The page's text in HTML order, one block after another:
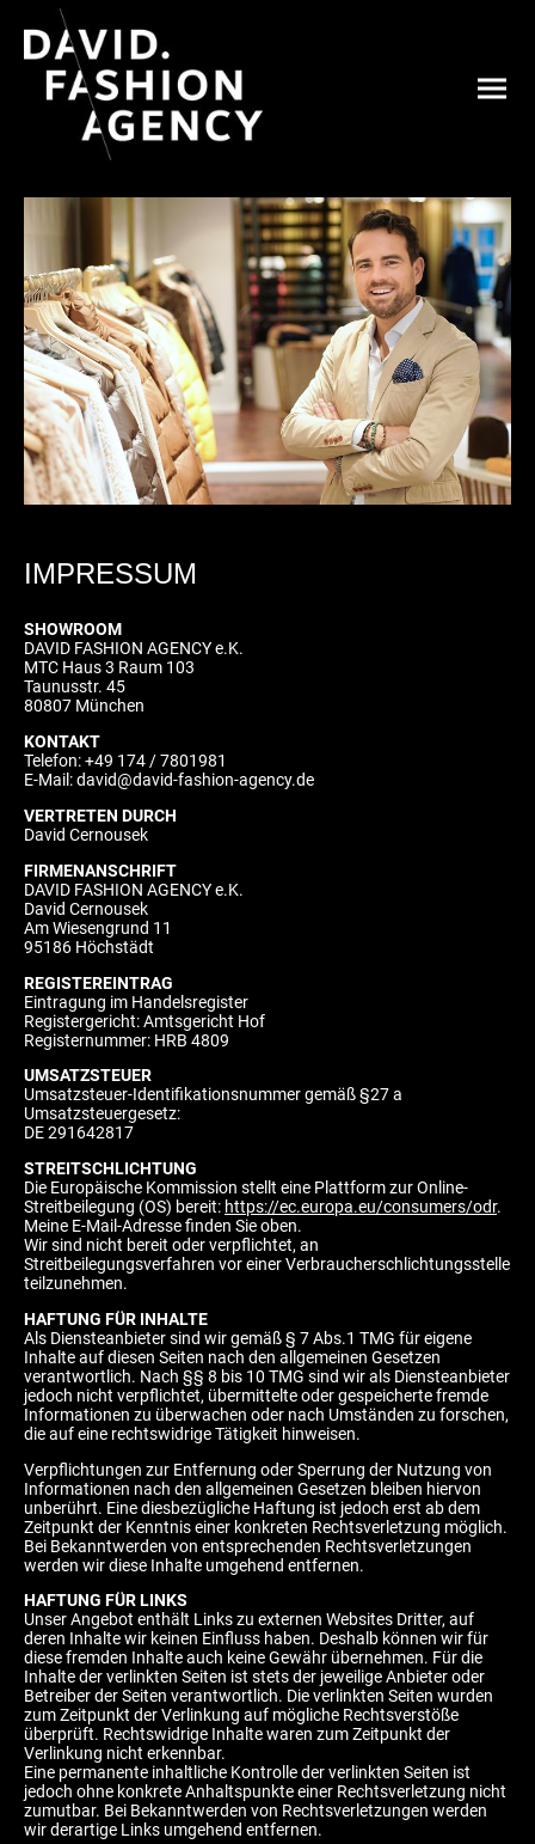
IMPRESSUM
SHOWROOM
DAVID FASHION AGENCY e.K.
MTC Haus 3 Raum 103
Taunusstr. 45
80807 München
KONTAKT
Telefon: +49 174 / 7801981
E-Mail: david@david-fashion-agency.de
VERTRETEN DURCH
David Cernousek
FIRMENANSCHRIFT
DAVID FASHION AGENCY e.K.
David Cernousek
Am Wiesengrund 11
95186 Höchstädt
REGISTEREINTRAG
Eintragung im Handelsregister
Registergericht: Amtsgericht Hof
Registernummer: HRB 4809
UMSATZSTEUER
Umsatzsteuer-Identifikationsnummer gemäß §27 a
Umsatzsteuergesetz:
DE 291642817
STREITSCHLICHTUNG
Die Europäische Kommission stellt eine Plattform zur Online-
Streitbeilegung (OS) bereit: https://ec.europa.eu/consumers/odr.
Meine E-Mail-Adresse finden Sie oben.
Wir sind nicht bereit oder verpflichtet, an
Streitbeilegungsverfahren vor einer Verbraucherschlichtungsstelle
teilzunehmen.
HAFTUNG FÜR INHALTE
Als Diensteanbieter sind wir gemäß § 7 Abs.1 TMG für eigene
Inhalte auf diesen Seiten nach den allgemeinen Gesetzen
verantwortlich. Nach §§ 8 bis 10 TMG sind wir als Diensteanbieter
jedoch nicht verpflichtet, übermittelte oder gespeicherte fremde
Informationen zu überwachen oder nach Umständen zu forschen,
die auf eine rechtswidrige Tätigkeit hinweisen.
Verpflichtungen zur Entfernung oder Sperrung der Nutzung von
Informationen nach den allgemeinen Gesetzen bleiben hiervon
unberührt. Eine diesbezügliche Haftung ist jedoch erst ab dem
Zeitpunkt der Kenntnis einer konkreten Rechtsverletzung möglich.
Bei Bekanntwerden von entsprechenden Rechtsverletzungen
werden wir diese Inhalte umgehend entfernen.
HAFTUNG FÜR LINKS
Unser Angebot enthält Links zu externen Websites Dritter, auf
deren Inhalte wir keinen Einfluss haben. Deshalb können wir für
diese fremden Inhalte auch keine Gewähr übernehmen. Für die
Inhalte der verlinkten Seiten ist stets der jeweilige Anbieter oder
Betreiber der Seiten verantwortlich. Die verlinkten Seiten wurden
zum Zeitpunkt der Verlinkung auf mögliche Rechtsverstöße
überprüft. Rechtswidrige Inhalte waren zum Zeitpunkt der
Verlinkung nicht erkennbar.
Eine permanente inhaltliche Kontrolle der verlinkten Seiten ist
jedoch ohne konkrete Anhaltspunkte einer Rechtsverletzung nicht
zumutbar. Bei Bekanntwerden von Rechtsverletzungen werden
wir derartige Links umgehend entfernen.